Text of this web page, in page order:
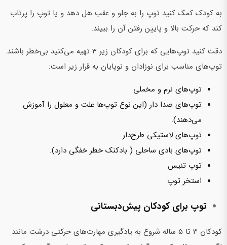
به کودک کمک کنید توپ را به جلو و عقب هل دهد و یا توپ را پرتاب
کند که حرکت بالا و پایین رفتن آن را ببیند.
دقت کنید توپ‌هایی که برای کودکان زیر 3 تهیه می‌کنید بی‌خطر باشند.
توپ‌های مناسب برای نوزادان و نوپایان به قرار زیر است:
توپ‌های نرم و مخملی
توپ‌های صدا دار (این نوع توپ‌ها علت و معلول را آموزش
می‌دهند).
توپ‌های لاستیکی طرح‌دار
توپ‌های بادی ساحلی ( بادکنک خطر خفگی دارد).
توپ تنیس
استخر توپ
توپ برای کودکان پیش‌دبستانی
کودکان 3 تا 5 ساله شروع به یادگیری مهارت‌های حرکتی درشت مانند